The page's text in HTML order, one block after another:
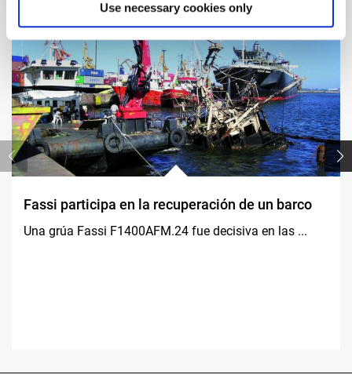
Use necessary cookies only
Fassi participa en la recuperación de un barco
Una grúa Fassi F1400AFM.24 fue decisiva en las ...